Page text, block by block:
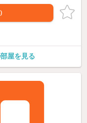
屋を見る